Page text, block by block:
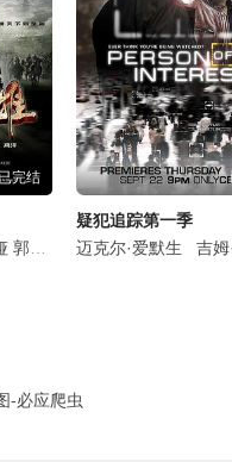
瑾 闾汉彪
完结
郭珍霓 陈祉希 詹小楠 高洋 李
疑犯追踪第一季
迈克尔·爱默生
吉姆·
-必应爬虫